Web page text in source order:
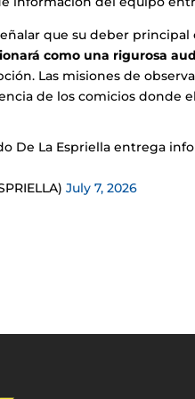
que su deber
como una rigurosa
Las misiones de
de los comicios donde
De La Espriella entrega
July 7, 2026